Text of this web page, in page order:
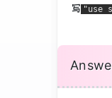
写 "use